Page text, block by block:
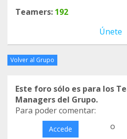
Teamers: 192
Únete
Volver al Grupo
Este foro sólo es para los
Managers del Grupo.
Para poder comentar:
Accede o